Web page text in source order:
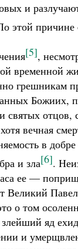
и
этой
[5],
временной
грешникам
Божиих,
отцов,
вечная
в
и зла[6].
ее —
Великий
о том
злейший яд
и